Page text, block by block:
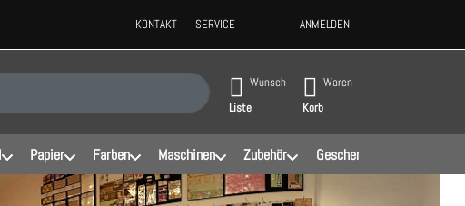
KONTAKT SERVICE ANMELDEN
Sie tippen, erscheinen automatisch erste Ergebnisse. Drücken Sie die
Wunsch
Liste
Waren
Korb
Papier Farben Maschinen Zubehör Geschenke